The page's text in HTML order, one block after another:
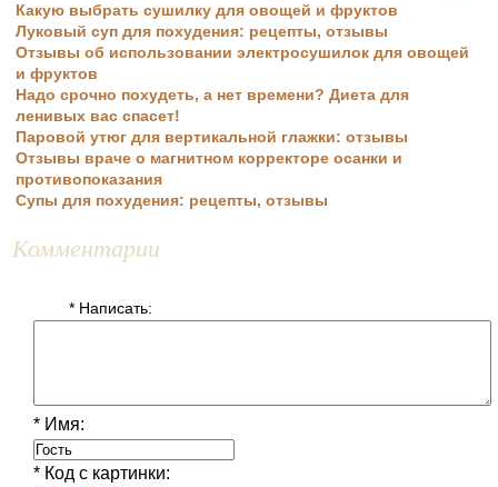
Какую выбрать сушилку для овощей и фруктов
Луковый суп для похудения: рецепты, отзывы
Отзывы об использовании электросушилок для овощей
и фруктов
Надо срочно похудеть, а нет времени? Диета для
ленивых вас спасет!
Паровой утюг для вертикальной глажки: отзывы
Отзывы враче о магнитном корректоре осанки и
противопоказания
Супы для похудения: рецепты, отзывы
Комментарии
* Написать:
* Имя:
* Код с картинки: